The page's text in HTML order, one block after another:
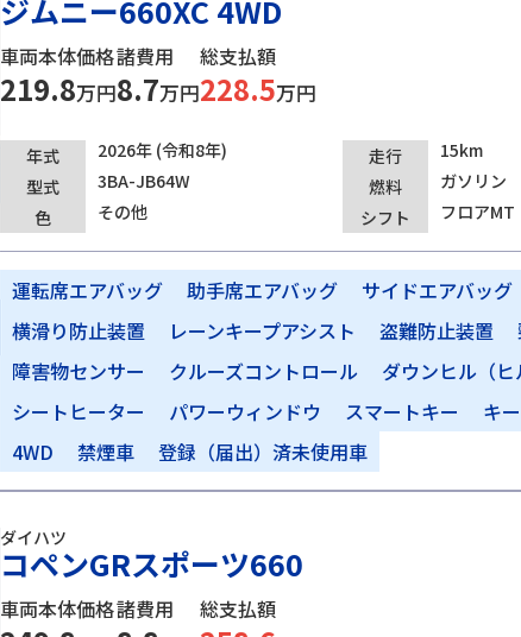
ジムニー660XC 4WD
車両本体価格
219.8万円
諸費用
8.7万円
総支払額
228.5万円
年式 2026年 (令和8年) 走行 15km
型式
3BA-JB64W 燃料 ガソリン
色
その他 シフト フロアMT
運転席エアバッグ 助手席エアバッグ サイドエアバッグ
横滑り防止装置
レーンキープアシスト 盗難防止装置
障害物センサー
クルーズコントロール ダウンヒル（
シートヒーター
パワーウィンドウ スマートキー キ
4WD
禁煙車 登録（届出）済未使用車
ダイハツ
コペンGRスポーツ660
車両本体価格諸費用 総支払額